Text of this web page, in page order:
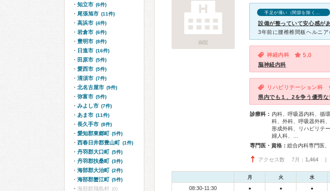
病院
手足が痛い（関節を除く）の口コミ
設備が整っていて安心感が
神経内科 5.0
脳神経内科
リハビリテーション科
県内でも１、2を争う優秀な
診療科： 内科、呼吸器内科、循
科、外科、呼吸器外科
形成外科、リハビリテ
婦人科、…
専門医・資格：
アクセス数 7月： 1,464 |
月 火 水
08:30-11:30 ● ● ●
知立市 (6件)
尾張旭市 (11件)
高浜市 (4件)
岩倉市 (6件)
豊明市 (8件)
日進市 (16件)
田原市 (5件)
愛西市 (5件)
清須市 (7件)
北名古屋市 (9件)
弥富市 (5件)
みよし市 (7件)
あま市 (11件)
長久手市 (8件)
愛知郡東郷町 (5件)
西春日井郡豊山町 (1件)
丹羽郡大口町 (5件)
丹羽郡扶桑町 (3件)
海部郡大治町 (2件)
海部郡蟹江町 (5件)
海部郡飛島村 (0)